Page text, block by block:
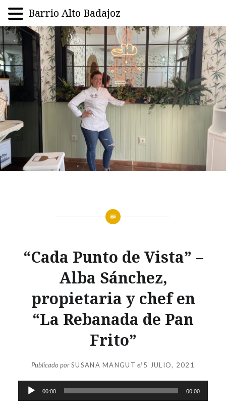
Saltar
al
contenido
“Cada Punto de Vista” –
Alba Sánchez,
propietaria y chef en
“La Rebanada de Pan
Frito”
Publicado porSUSANA MANGUT el 5 JULIO, 2021
Reproductor
de
00:00 00:00
Barrio Alto Badajoz